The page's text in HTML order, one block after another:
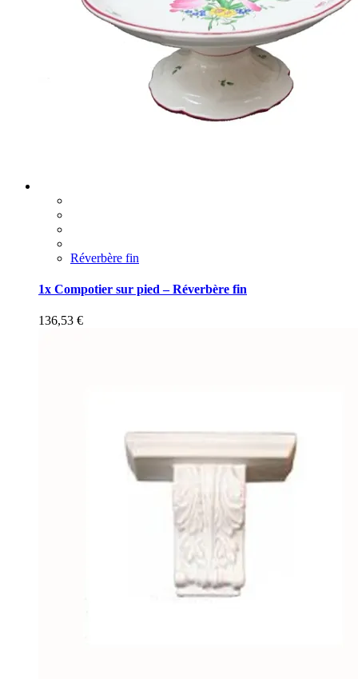
Réverbère fin
1x Compotier sur pied – Réverbère fin
136,53 €